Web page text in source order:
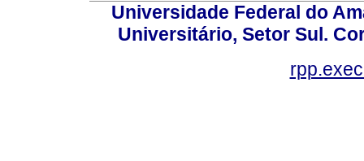
Universidade Federal do
Universitário, Setor Sul.